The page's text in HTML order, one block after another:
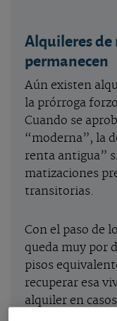
Alquileres
permanecen
Aún existen
la prórroga
Cuando se
“moderna”, la
renta antigua”
matizaciones
transitorias.
Con el paso de
queda muy por
pisos
recuperar esa
alquiler en